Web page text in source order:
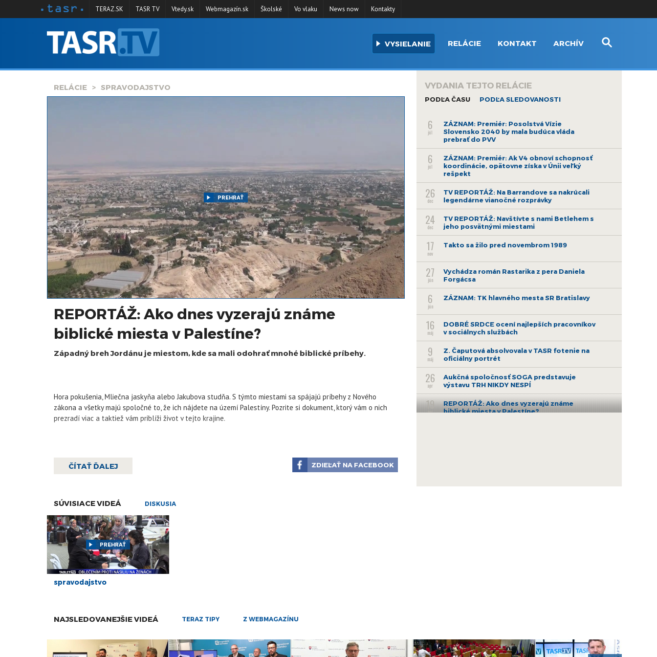
SPRAVODAJSTVO
TERAZ.SK TASR TV Vtedy.sk Webmagazín.sk Školské Vo vlaku News now Kontakty
VYSIELANIE RELÁCIE KONTAKT ARCHÍV
RELÁCIE SPRAVODAJSTVO
PREHRAŤ
REPORTÁŽ: Ako dnes vyzerajú známe
biblické miesta v Palestíne?
Západný breh Jordánu je miestom, kde sa mali odohrať mnohé biblické príbehy.
Hora pokušenia, Mliečna jaskyňa alebo Jakubova studňa. S týmto miestami sa spájajú príbehy z Nového
zákona a všetky majú spoločné to, že ich nájdete na území Palestíny. Pozrite si dokument, ktorý vám o nich
prezradí viac a taktiež vám priblíži život v tejto krajine.
ČÍTAŤ ĎALEJ ZDIEĽAŤ NA FACEBOOK
VYDANIA TEJTO RELÁCIE
PODĽA ČASU PODĽA SLEDOVANOSTI
6
júl
ZÁZNAM: Premiér: Posolstvá Vízie
Slovensko 2040 by mala budúca vláda
prebrať do PVV
6
júl
ZÁZNAM: Premiér: Ak V4 obnoví schopnosť
koordinácie, opätovne získa v Únii veľký
rešpekt
26
dec
TV REPORTÁŽ: Na Barrandove sa nakrúcali
legendárne vianočné rozprávky
24
dec
TV REPORTÁŽ: Navštívte s nami Betlehem s
jeho posvätnými miestami
17
nov
Takto sa žilo pred novembrom 1989
27
jún
Vychádza román Rastarika z pera Daniela
Forgácsa
6
jún
ZÁZNAM: TK hlavného mesta SR Bratislavy
16
máj
DOBRÉ SRDCE ocení najlepších pracovníkov
v sociálnych službách
9
máj
Z. Čaputová absolvovala v TASR fotenie na
oficiálny portrét
26
apr
Aukčná spoločnosť SOGA predstavuje
výstavu TRH NIKDY NESPÍ
19
apr
REPORTÁŽ: Ako dnes vyzerajú známe
biblické miesta v Palestíne?
1
6
VALLO: Policajná stanica na Obchodnej ulici
SÚVISIACE VIDEÁ DISKUSIA
PREHRAŤ
spravodajstvo
NAJSLEDOVANEJŠIE VIDEÁ TERAZ TIPY Z WEBMAGAZÍNU